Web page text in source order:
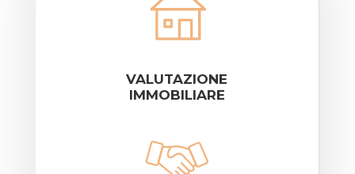
VALUTAZIONE
IMMOBILIARE